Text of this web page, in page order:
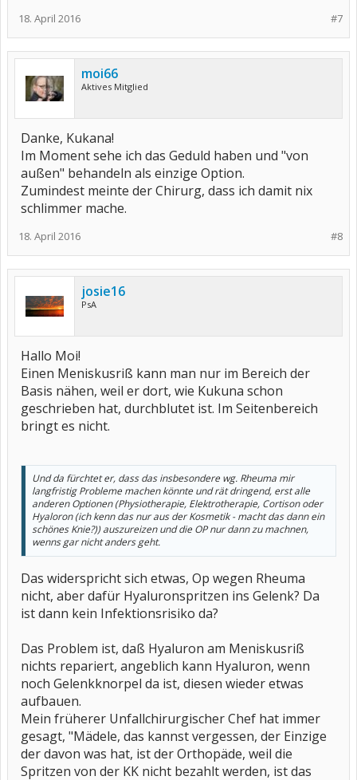
#7
18. April 2016
moi66
Aktives Mitglied
Danke, Kukana!
Im Moment sehe ich das Geduld haben und "von
außen" behandeln als einzige Option.
Zumindest meinte der Chirurg, dass ich damit nix
schlimmer mache.
#8
18. April 2016
josie16
PsA
Hallo Moi!
Einen Meniskusriß kann man nur im Bereich der
Basis nähen, weil er dort, wie Kukuna schon
geschrieben hat, durchblutet ist. Im Seitenbereich
bringt es nicht.
Und da fürchtet er, dass das insbesondere wg. Rheuma mir
langfristig Probleme machen könnte und rät dringend, erst alle
anderen Optionen (Physiotherapie, Elektrotherapie, Cortison oder
Hyaloron (ich kenn das nur aus der Kosmetik - macht das dann ein
schönes Knie?)) auszureizen und die OP nur dann zu machnen,
wenns gar nicht anders geht.
Das widerspricht sich etwas, Op wegen Rheuma
nicht, aber dafür Hyaluronspritzen ins Gelenk? Da
ist dann kein Infektionsrisiko da?
Das Problem ist, daß Hyaluron am Meniskusriß
nichts repariert, angeblich kann Hyaluron, wenn
noch Gelenkknorpel da ist, diesen wieder etwas
aufbauen.
Mein früherer Unfallchirurgischer Chef hat immer
gesagt, "Mädele, das kannst vergessen, der Einzige
der davon was hat, ist der Orthopäde, weil die
Spritzen von der KK nicht bezahlt werden, ist das